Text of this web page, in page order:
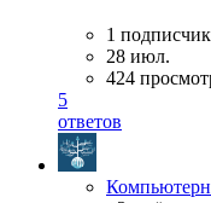
1 подписчик
28 июл.
424
5
ответов